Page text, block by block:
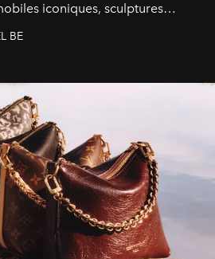
iconiques, sculptures
du mouvement, l'artiste
imaginés par Frank Gehry
BE